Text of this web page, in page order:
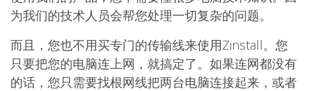
为我们的技术人员会帮您处理一切复杂的问题。
而且，您也不用买专门的传输线来使用Zinstall。您
只要把您的电脑连上网，就搞定了。如果连网都没有
的话，您只需要找根网线把两台电脑连接起来，或者